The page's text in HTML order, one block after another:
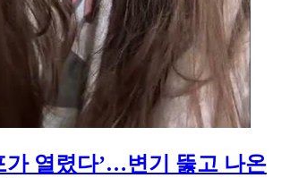
가 열렸다’…변기 뚫고 나온